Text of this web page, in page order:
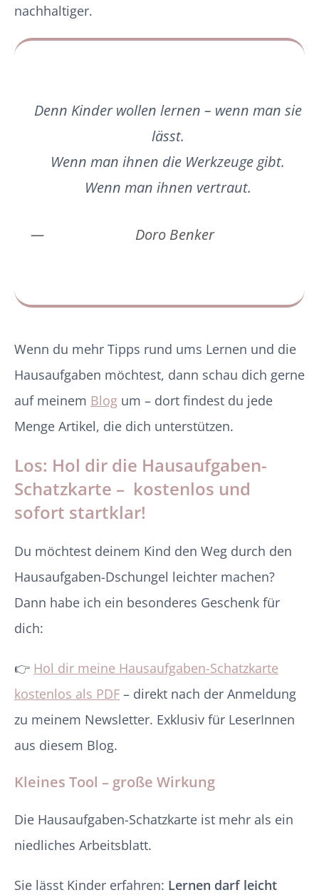
nachhaltiger.
Denn Kinder wollen lernen – wenn man sie
lässt.
Wenn man ihnen die Werkzeuge gibt.
Wenn man ihnen vertraut.
Doro Benker
Wenn du mehr Tipps rund ums Lernen und die
Hausaufgaben möchtest, dann schau dich gerne
auf meinem Blog um – dort findest du jede
Menge Artikel, die dich unterstützen.
Los: Hol dir die Hausaufgaben-
Schatzkarte – kostenlos und
sofort startklar!
Du möchtest deinem Kind den Weg durch den
Hausaufgaben-Dschungel leichter machen?
Dann habe ich ein besonderes Geschenk für
dich:
👉 Hol dir meine Hausaufgaben-Schatzkarte
kostenlos als PDF – direkt nach der Anmeldung
zu meinem Newsletter. Exklusiv für LeserInnen
aus diesem Blog.
Kleines Tool – große Wirkung
Die Hausaufgaben-Schatzkarte ist mehr als ein
niedliches Arbeitsblatt.
Sie lässt Kinder erfahren: Lernen darf leicht